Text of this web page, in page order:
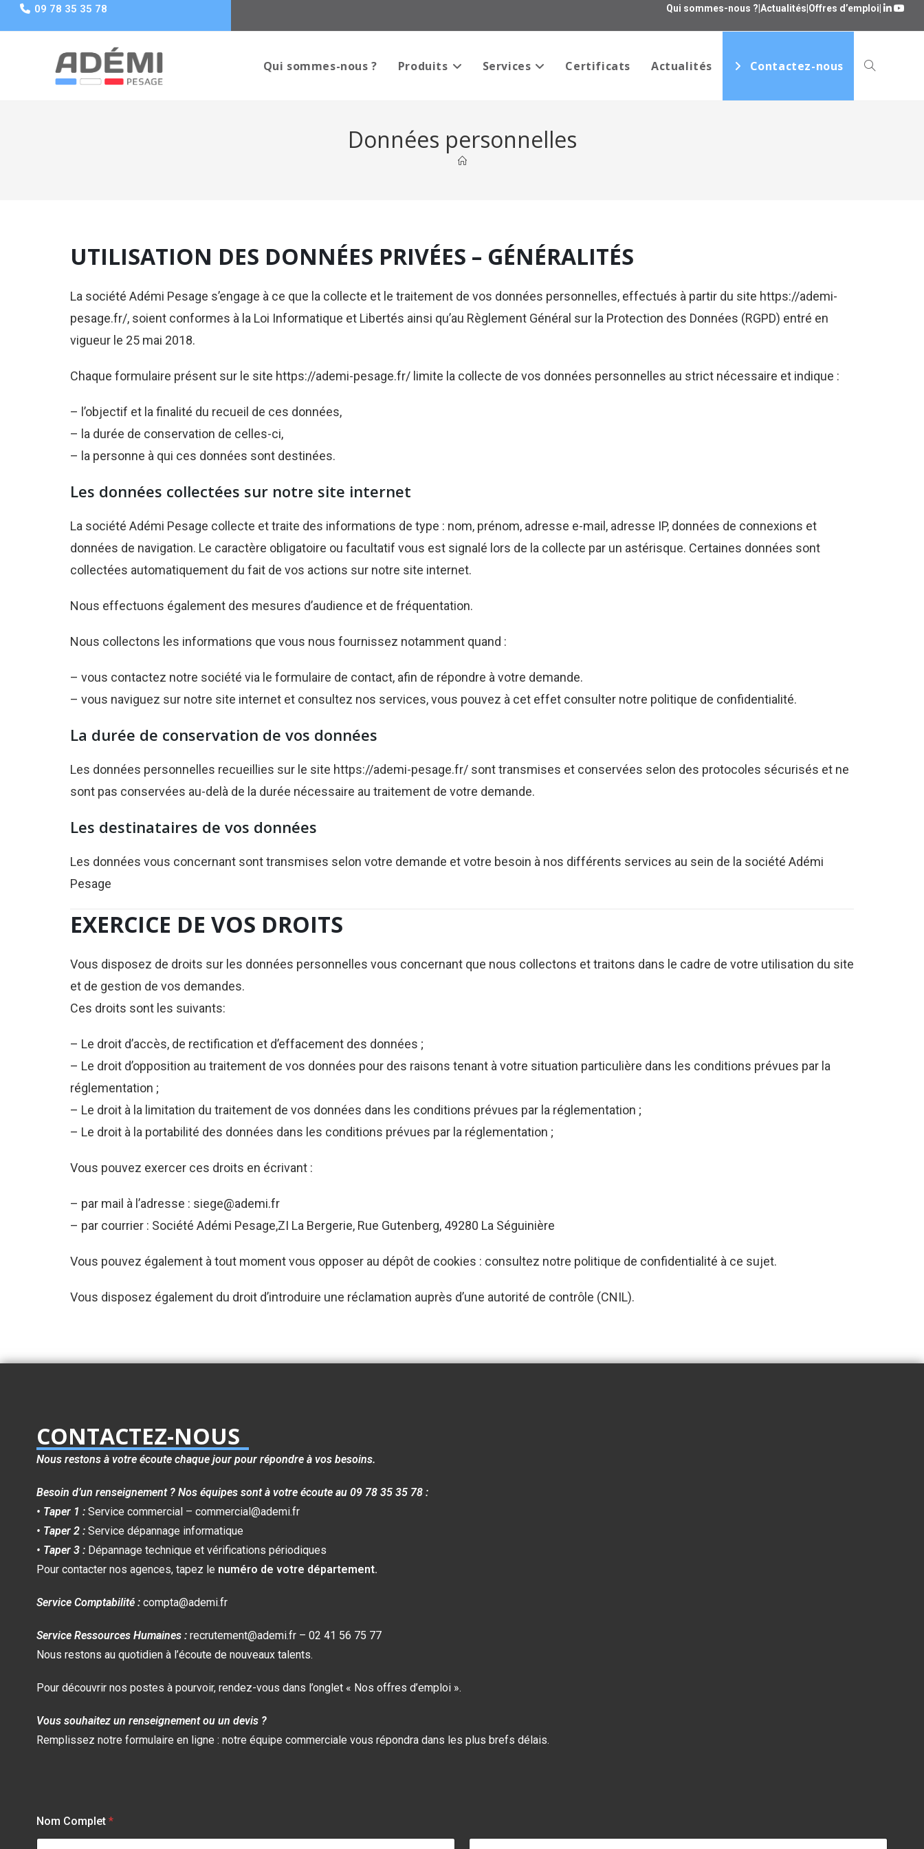
09 78 35 35 78 Qui sommes-nous ? |Actualités Offres d’emploi
Qui sommes-nous ? Produits Services Certificats Actualités Contactez-nous
Données personnelles
UTILISATION DES DONNÉES PRIVÉES – GÉNÉRALITÉS
La société Adémi Pesage s’engage à ce que la collecte et le traitement de vos données personnelles, effectués à partir du site https://ademi-
pesage.fr/, soient conformes à la Loi Informatique et Libertés ainsi qu’au Règlement Général sur la Protection des Données (RGPD) entré en
vigueur le 25 mai 2018.
Chaque formulaire présent sur le site https://ademi-pesage.fr/ limite la collecte de vos données personnelles au strict nécessaire et indique :
– l’objectif et la finalité du recueil de ces données,
– la durée de conservation de celles-ci,
– la personne à qui ces données sont destinées.
Les données collectées sur notre site internet
La société Adémi Pesage collecte et traite des informations de type : nom, prénom, adresse e-mail, adresse IP, données de connexions et
données de navigation. Le caractère obligatoire ou facultatif vous est signalé lors de la collecte par un astérisque. Certaines données sont
collectées automatiquement du fait de vos actions sur notre site internet.
Nous effectuons également des mesures d’audience et de fréquentation.
Nous collectons les informations que vous nous fournissez notamment quand :
– vous contactez notre société via le formulaire de contact, afin de répondre à votre demande.
– vous naviguez sur notre site internet et consultez nos services, vous pouvez à cet effet consulter notre politique de confidentialité.
La durée de conservation de vos données
Les données personnelles recueillies sur le site https://ademi-pesage.fr/ sont transmises et conservées selon des protocoles sécurisés et ne
sont pas conservées au-delà de la durée nécessaire au traitement de votre demande.
Les destinataires de vos données
Les données vous concernant sont transmises selon votre demande et votre besoin à nos différents services au sein de la société Adémi
Pesage
EXERCICE DE VOS DROITS
Vous disposez de droits sur les données personnelles vous concernant que nous collectons et traitons dans le cadre de votre utilisation du site
et de gestion de vos demandes.
Ces droits sont les suivants:
– Le droit d’accès, de rectification et d’effacement des données ;
– Le droit d’opposition au traitement de vos données pour des raisons tenant à votre situation particulière dans les conditions prévues par la
réglementation ;
– Le droit à la limitation du traitement de vos données dans les conditions prévues par la réglementation ;
– Le droit à la portabilité des données dans les conditions prévues par la réglementation ;
Vous pouvez exercer ces droits en écrivant :
– par mail à l’adresse : siege@ademi.fr
– par courrier : Société Adémi Pesage,ZI La Bergerie, Rue Gutenberg, 49280 La Séguinière
Vous pouvez également à tout moment vous opposer au dépôt de cookies : consultez notre politique de confidentialité à ce sujet.
Vous disposez également du droit d’introduire une réclamation auprès d’une autorité de contrôle (CNIL).
CONTACTEZ-NOUS
Nous restons à votre écoute chaque jour pour répondre à vos besoins.
Besoin d’un renseignement ? Nos équipes sont à votre écoute au 09 78 35 35 78 :
• Taper 1 : Service commercial – commercial@ademi.fr
• Taper 2 :Service dépannage informatique
• Taper 3 :Dépannage technique et vérifications périodiques
Pour contacter nos agences, tapez le numéro de votre département.
Service Comptabilité : compta@ademi.fr
Service Ressources Humaines : recrutement@ademi.fr – 02 41 56 75 77
Nous restons au quotidien à l’écoute de nouveaux talents.
Pour découvrir nos postes à pourvoir, rendez-vous dans l’onglet « Nos offres d’emploi ».
Vous souhaitez un renseignement ou un devis ?
Remplissez notre formulaire en ligne : notre équipe commerciale vous répondra dans les plus brefs délais.
Nom Complet *